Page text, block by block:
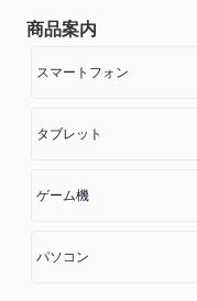
商品案内
スマートフォン
タブレット
ゲーム機
パソコン